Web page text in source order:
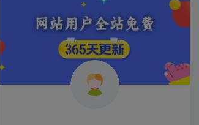
发行人计划蛋仔派对全新玩
法，一天3000＋，蓝海暴力
变现2年前
公众号S粉新玩法，简单操
作、多重变现，每日收益1k
2年前
TOP6